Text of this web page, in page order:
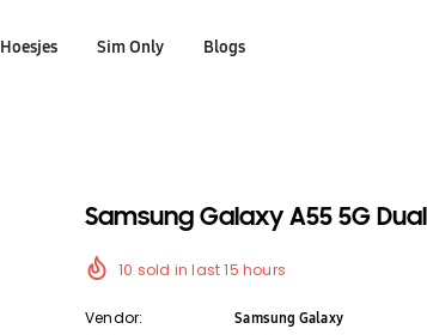
Hoesjes Sim Only Blogs
Samsung Galaxy A55 5G
10 sold in last 15 hours
Vendor:
Samsung Galaxy